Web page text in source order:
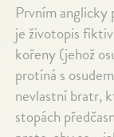
Prvním anglicky
je životopis
kořeny (jehož
protíná s
nevlastní bratr,
stopách